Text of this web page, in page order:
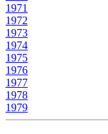
1971
1972
1973
1974
1975
1976
1977
1978
1979